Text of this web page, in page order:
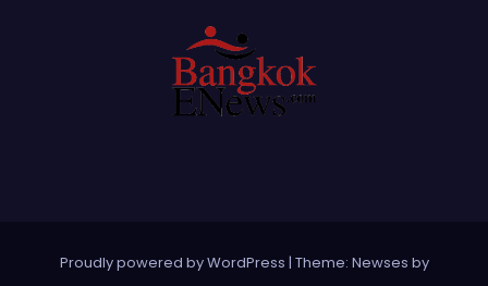
Proudly powered by WordPress | Theme: Newses by